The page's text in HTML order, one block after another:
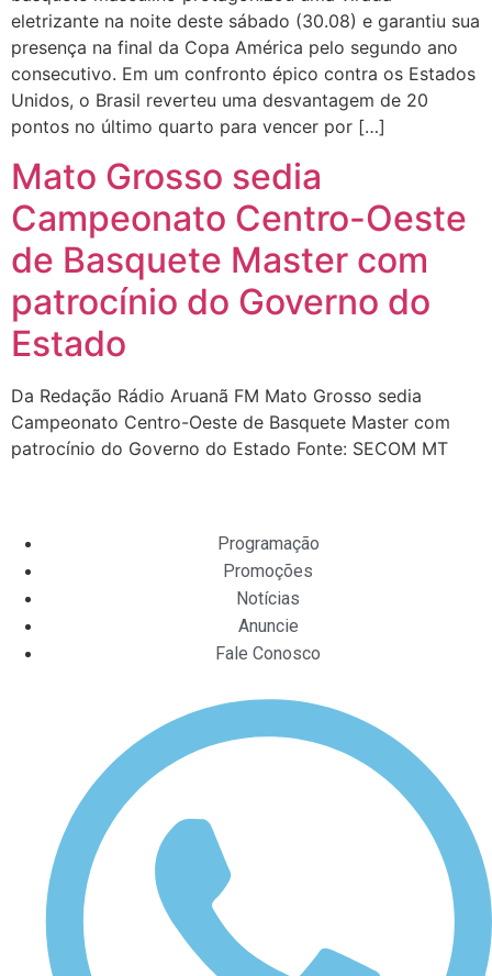
eletrizante na noite deste sábado (30.08) e garantiu sua
presença na final da Copa América pelo segundo ano
consecutivo. Em um confronto épico contra os Estados
Unidos, o Brasil reverteu uma desvantagem de 20
pontos no último quarto para vencer por […]
Mato Grosso sedia
Campeonato Centro-Oeste
de Basquete Master com
patrocínio do Governo do
Estado
Da Redação Rádio Aruanã FM Mato Grosso sedia
Campeonato Centro-Oeste de Basquete Master com
patrocínio do Governo do Estado Fonte: SECOM MT
Programação
Promoções
Notícias
Anuncie
Fale Conosco